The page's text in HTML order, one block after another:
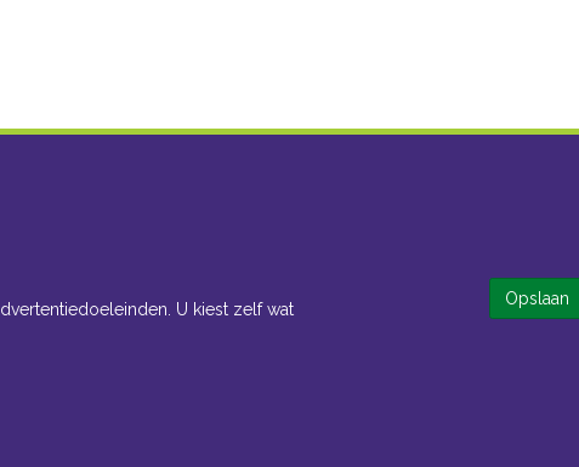
U kiest zelf wat
Opslaan